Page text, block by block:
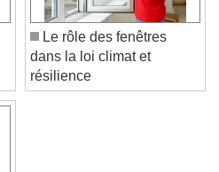
Background
Le rôle des fenêtres
dans la loi climat et
résilience